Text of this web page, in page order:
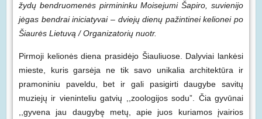
žydų bendruomenės pirmininku Moisejumi Šapiro, suvienijo
jėgas bendrai iniciatyvai – dviejų dienų pažintinei kelionei po
Šiaurės Lietuvą / Organizatorių nuotr.
Pirmoji kelionės diena prasidėjo Šiauliuose. Dalyviai lankėsi
mieste, kuris garsėja ne tik savo unikalia architektūra ir
pramoniniu paveldu, bet ir gali pasigirti daugybe savitų
muziejų ir vieninteliu gatvių ,,zoologijos sodu”. Čia gyvūnai
,,gyvena jau daugybę metų, apie juos kuriamos įvairios